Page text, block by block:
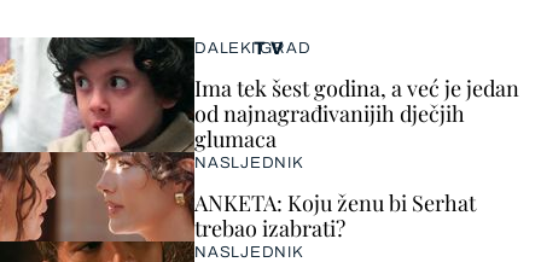
TV
DALEKI GRAD
Ima tek šest godina, a već je jedan
od najnagrađivanijih dječjih
glumaca
NASLJEDNIK
ANKETA: Koju ženu bi Serhat
trebao izabrati?
NASLJEDNIK